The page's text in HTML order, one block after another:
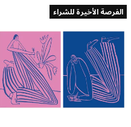
الفرصة الأخيرة للشراء